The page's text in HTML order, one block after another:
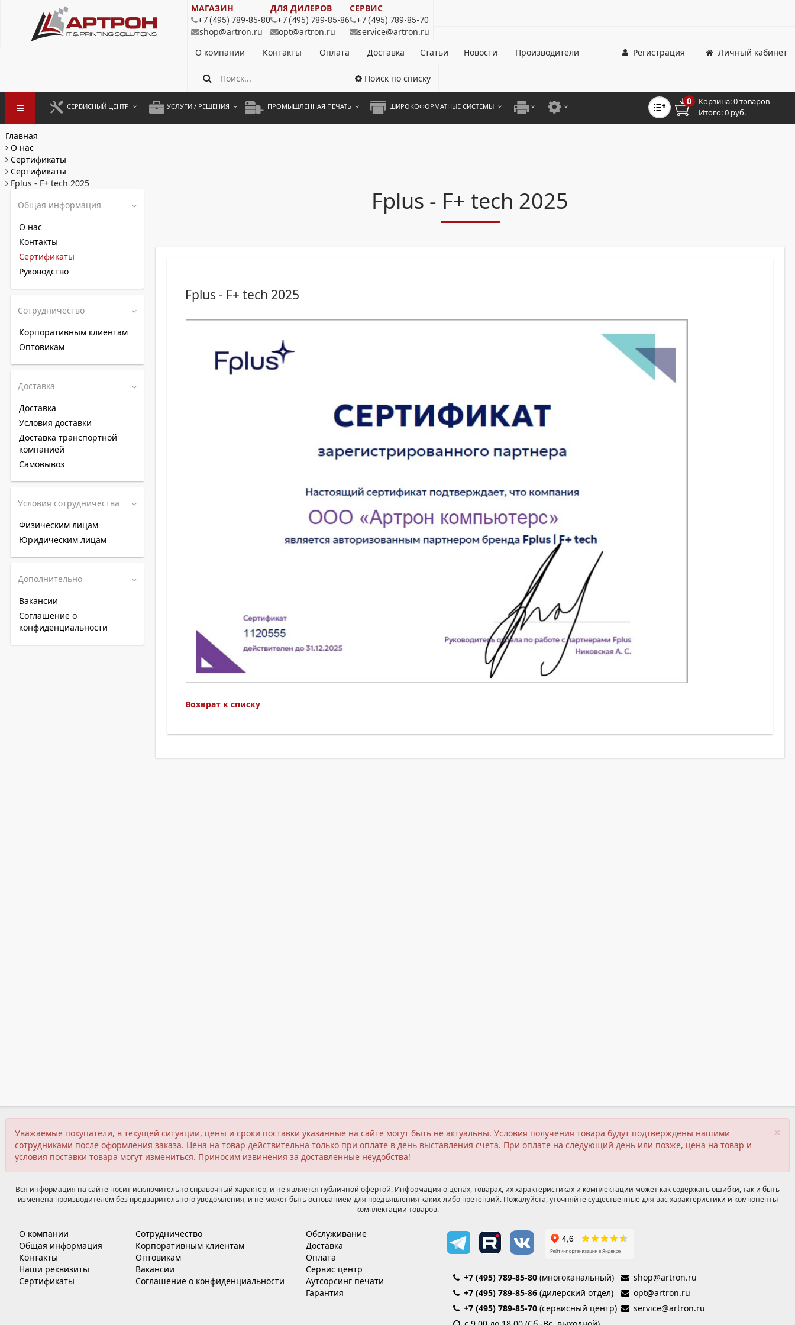
МАГАЗИН
+7 (495) 789-85-80
shop@artron.ru
ДЛЯ ДИЛЕРОВ
+7 (495) 789-85-86
opt@artron.ru
СЕРВИС
+7 (495) 789-85-70
service@artron.ru
О компании
Контакты Оплата Доставка Статьи Новости Производители Личный кабинет
Регистрация
Поиск по списку
СЕРВИСНЫЙ ЦЕНТР
ГАРАНТИЙНЫЙ РЕМОНТ
ДОГОВОРНОЕ ОБСЛУЖИВАНИЕ
РЕГЛАМЕНТНЫЕ РАБОТЫ
РАЗОВЫЕ РЕМОНТЫ
УСЛУГИ / РЕШЕНИЯ ПРОМЫШЛЕННАЯ ПЕЧАТЬ ШИРОКОФОРМАТНЫЕ СИСТЕМЫ
А4 МОНОХРОМНЫЕ
0 Корзина:0 товаров
Итого:0 руб.
Главная
О нас
Сертификаты
Сертификаты
Fplus - F+ tech 2025
Общая информация
О нас
Контакты
Сертификаты
Руководство
Сотрудничество
Корпоративным клиентам
Оптовикам
Доставка
Доставка
Условия доставки
Доставка транспортной
компанией
Самовывоз
Условия сотрудничества
Физическим лицам
Юридическим лицам
Дополнительно
Вакансии
Соглашение о
конфиденциальности
Fplus - F+ tech 2025
Fplus - F+ tech 2025
Возврат к списку
×
Уважаемые покупатели, в текущей ситуации, цены и сроки поставки указанные на сайте могут быть не актуальны. Условия получения товара будут подтверждены нашими
сотрудниками после оформления заказа. Цена на товар действительна только при оплате в день выставления счета. При оплате на следующий день или позже, цена на товар и
условия поставки товара могут измениться. Приносим извинения за доставленные неудобства!
Вся информация на сайте носит исключительно справочный характер, и не является публичной офертой. Информация о ценах, товарах, их характеристиках и комплектации может как содержать ошибки, так и быть
изменена производителем без предварительного уведомления, и не может быть основанием для предъявления каких-либо претензий. Пожалуйста, уточняйте существенные для вас характеристики и компоненты
комплектации товаров.
О компании
Общая информация
Контакты
Наши реквизиты
Сертификаты
Сотрудничество
Корпоративным клиентам
Оптовикам
Вакансии
Соглашение о конфиденциальности
Обслуживание
Доставка
Оплата
Сервис центр
Аутсорсинг печати
Гарантия
+7 (495) 789-85-80(многоканальный)
shop@artron.ru
+7 (495) 789-85-86(дилерский отдел)
opt@artron.ru
+7 (495) 789-85-70(сервисный центр)
service@artron.ru